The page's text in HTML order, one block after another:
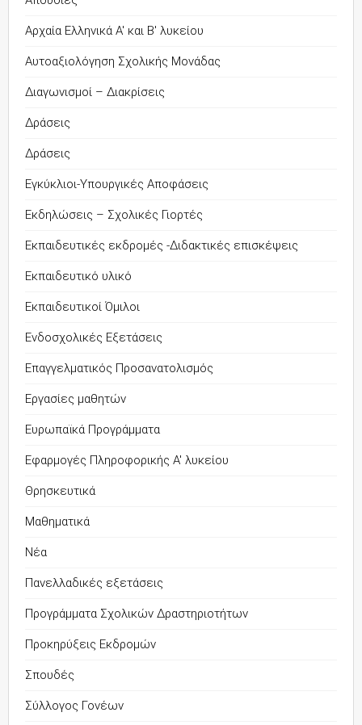
Αρχαία Ελληνικά Α' και Β' λυκείου
Αυτοαξιολόγηση Σχολικής Μονάδας
Διαγωνισμοί – Διακρίσεις
Δράσεις
Δράσεις
Εγκύκλιοι-Υπουργικές Αποφάσεις
Εκδηλώσεις – Σχολικές Γιορτές
Εκπαιδευτικές εκδρομές -Διδακτικές επισκέψεις
Εκπαιδευτικό υλικό
Εκπαιδευτικοί Όμιλοι
Ενδοσχολικές Εξετάσεις
Επαγγελματικός Προσανατολισμός
Εργασίες μαθητών
Ευρωπαϊκά Προγράμματα
Εφαρμογές Πληροφορικής Α' λυκείου
Θρησκευτικά
Μαθηματικά
Νέα
Πανελλαδικές εξετάσεις
Προγράμματα Σχολικών Δραστηριοτήτων
Προκηρύξεις Εκδρομών
Σπουδές
Σύλλογος Γονέων